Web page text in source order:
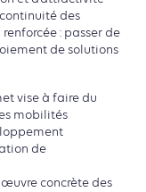
des
: passer de
de solutions
vise à faire du
mobilités
de
œuvre concrète des